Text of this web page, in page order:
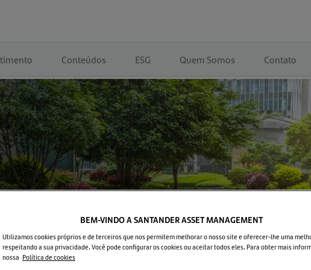
Conteúdos ESG Quem Somos Contato
BEM-VINDO A SANTANDER ASSET MANAGEMENT
Utilizamos cookies próprios e de terceiros que nos permitem melhorar o nosso site e oferecer-lhe uma
respeitando a sua privacidade. Você pode configurar os cookies ou aceitar todos eles. Para obter mais
nossa Política de cookies